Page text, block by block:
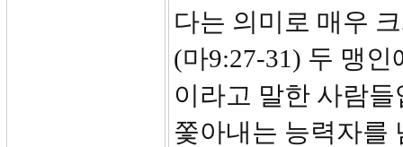
다는 의미로 매우
(마9:27-31) 두 맹
이라고 말한 사람
쫓아내는 능력자를